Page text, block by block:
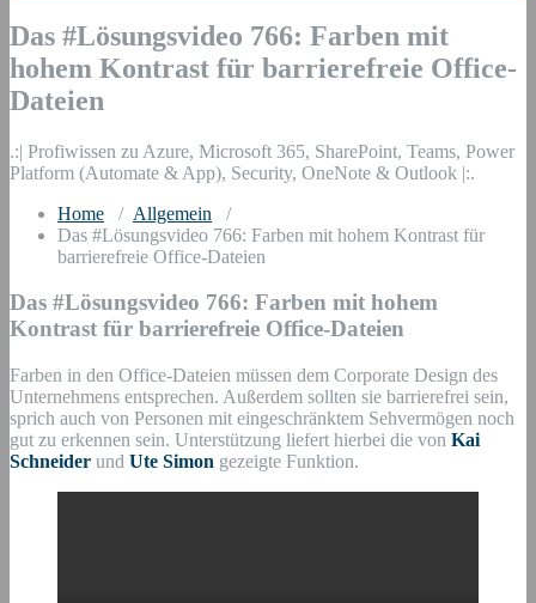
Das #Lösungsvideo 766: Farben mit
hohem Kontrast für barrierefreie Office-
Dateien
.:| Profiwissen zu Azure, Microsoft 365, SharePoint, Teams, Power
Platform (Automate & App), Security, OneNote & Outlook |:.
Home / Allgemein /
Das #Lösungsvideo 766: Farben mit hohem Kontrast für
barrierefreie Office-Dateien
Das #Lösungsvideo 766: Farben mit hohem
Kontrast für barrierefreie Office-Dateien
Farben in den Office-Dateien müssen dem Corporate Design des
Unternehmens entsprechen. Außerdem sollten sie barrierefrei sein,
sprich auch von Personen mit eingeschränktem Sehvermögen noch
gut zu erkennen sein. Unterstützung liefert hierbei die von Kai
Schneider und Ute Simon gezeigte Funktion.